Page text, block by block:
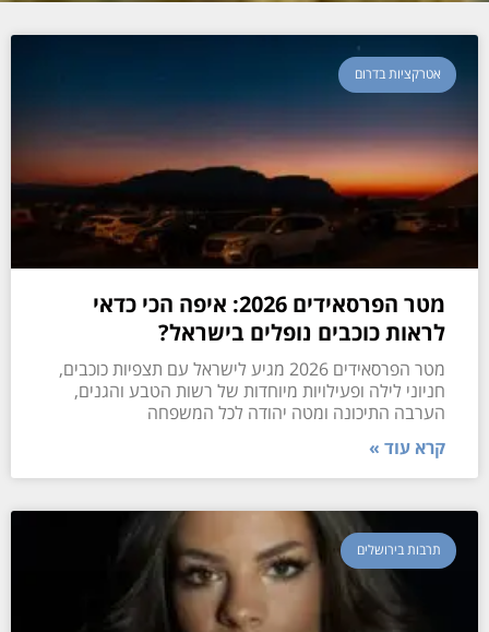
כותרת שקופית 1
לורם איפסום דולור סיט אמט, קונסקטורר
אדיפיסינג אלית סילט אגמטן.
לחץ כאן
אטרקציות בדרום
מטר הפרסאידים 2026: איפה הכי כדאי
לראות כוכבים נופלים בישראל?
מטר הפרסאידים 2026 מגיע לישראל עם תצפיות כוכבים,
חניוני לילה ופעילויות מיוחדות של רשות הטבע והגנים,
הערבה התיכונה ומטה יהודה לכל המשפחה
קרא עוד »
תרבות בירושלים